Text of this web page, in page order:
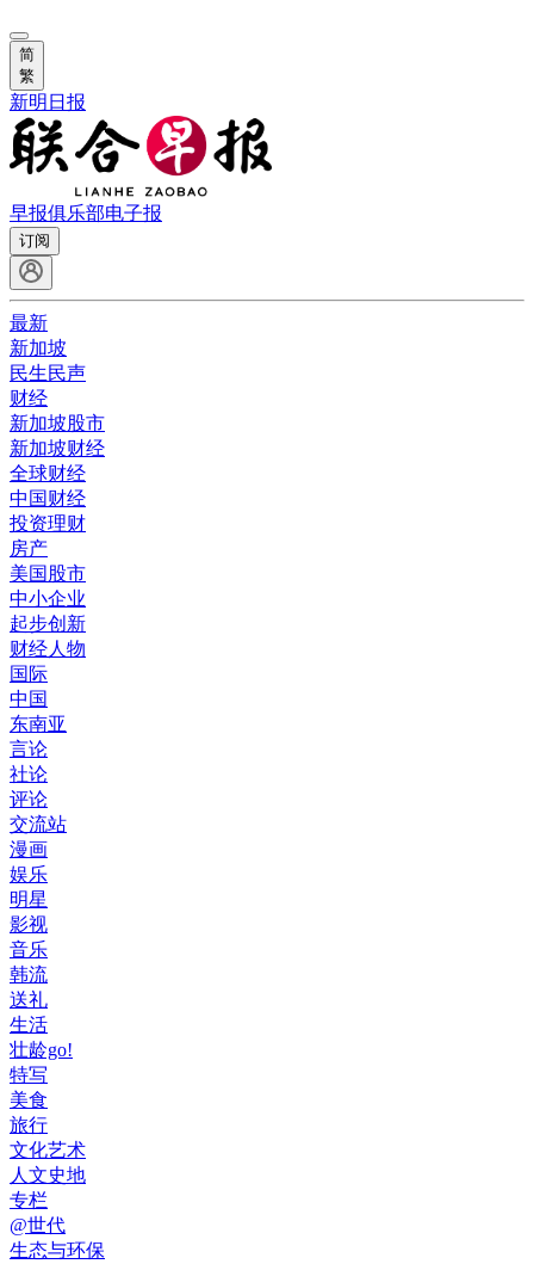
简
繁
新明日报
早报俱乐部电子报
订阅
最新
新加坡
民生民声
财经
新加坡股市
新加坡财经
全球财经
中国财经
投资理财
房产
美国股市
中小企业
起步创新
财经人物
国际
中国
东南亚
言论
社论
评论
交流站
漫画
娱乐
明星
影视
音乐
韩流
送礼
生活
壮龄go!
特写
美食
旅行
文化艺术
人文史地
专栏
@世代
生态与环保